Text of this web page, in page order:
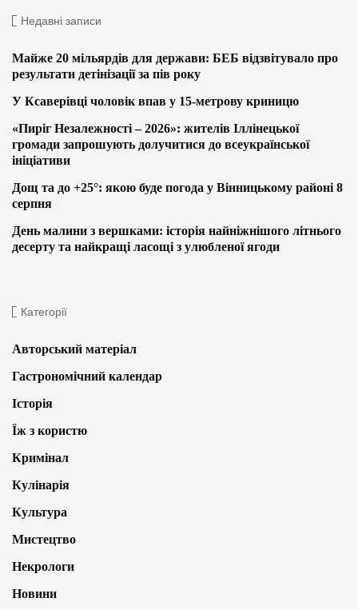
Недавні записи
Майже 20 мільярдів для держави: БЕБ відзвітувало про
результати детінізації за пів року
У Ксаверівці чоловік впав у 15-метрову криницю
«Пиріг Незалежності – 2026»: жителів Іллінецької
громади запрошують долучитися до всеукраїнської
ініціативи
Дощ та до +25°: якою буде погода у Вінницькому районі 8
серпня
День малини з вершками: історія найніжнішого літнього
десерту та найкращі ласощі з улюбленої ягоди
Категорії
Авторський матеріал
Гастрономічний календар
Історія
Їж з користю
Кримінал
Кулінарія
Культура
Мистецтво
Некрологи
Новини